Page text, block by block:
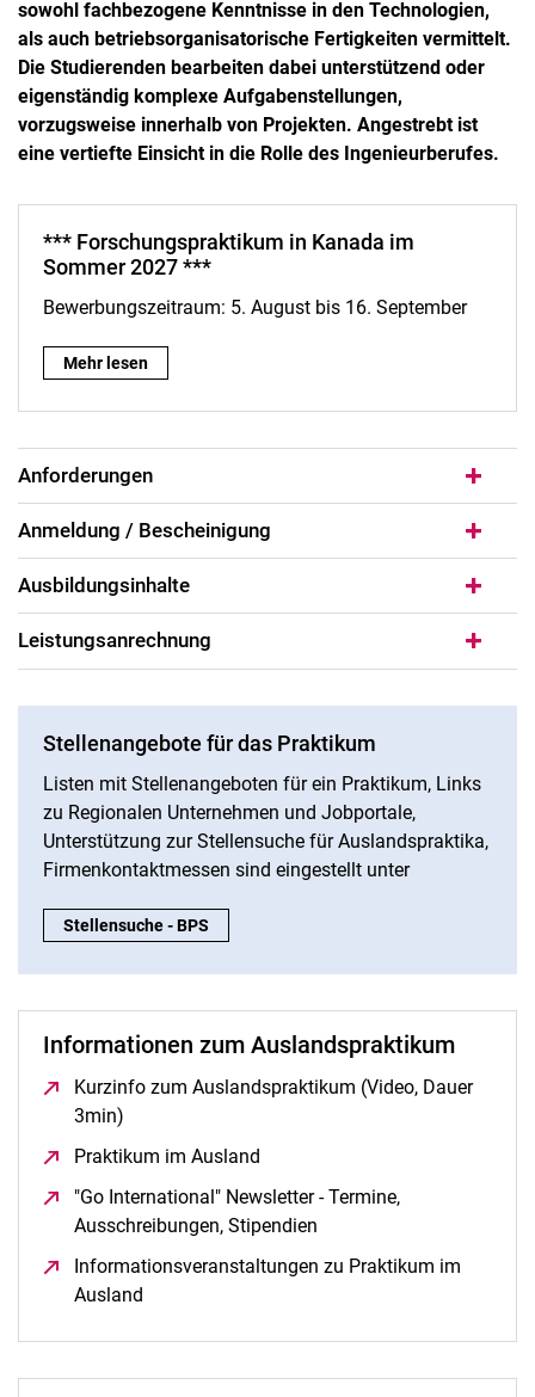
Klausurtermine
Projekte
Grundpraktikum
Stellensuche - BPS
Mathematik Propädeutik
Auslandssemester
sowohl fachbezogene Kenntnisse in den Technologien,
als auch betriebsorganisatorische Fertigkeiten vermittelt.
Die Studierenden bearbeiten dabei unterstützend oder
eigenständig komplexe Aufgabenstellungen,
vorzugsweise innerhalb von Projekten. Angestrebt ist
eine vertiefte Einsicht in die Rolle des Ingenieurberufes.
*** Forschungspraktikum in Kanada im
Sommer 2027 ***
Bewerbungszeitraum: 5. August bis 16. September
*** Forschungspraktikum in Kanada im Sommer 2027 ***:
Mehr lesen
Anforderungen
Anmeldung / Bescheinigung
Ausbildungsinhalte
Leistungsanrechnung
Stellenangebote für das Praktikum
Listen mit Stellenangeboten für ein Praktikum, Links
zu Regionalen Unternehmen und Jobportale,
Unterstützung zur Stellensuche für Auslandspraktika,
Firmenkontaktmessen sind eingestellt unter
Stellenangebote für das Praktikum :
Stellensuche - BPS
Informationen zum Auslandspraktikum
Kurzinfo zum Auslandspraktikum (Video, Dauer
3min)
Praktikum im Ausland
"Go International" Newsletter - Termine,
Ausschreibungen, Stipendien
Informationsveranstaltungen zu Praktikum im
Ausland